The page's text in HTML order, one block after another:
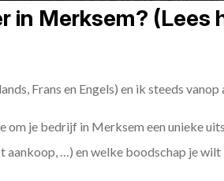
in Merksem? (Lees
Frans en Engels) en ik steeds
om je bedrijf in Merksem een unieke
aankoop, …) en welke boodschap je wilt